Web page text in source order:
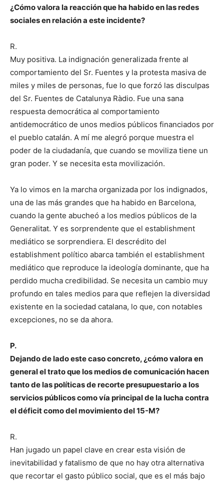
¿Cómo valora la reacción que ha habido en las redes
sociales en relación a este incidente?
R.
Muy positiva. La indignación generalizada frente al
comportamiento del Sr. Fuentes y la protesta masiva de
miles y miles de personas, fue lo que forzó las disculpas
del Sr. Fuentes de Catalunya Ràdio. Fue una sana
respuesta democrática al comportamiento
antidemocrático de unos medios públicos financiados por
el pueblo catalán. A mí me alegró porque muestra el
poder de la ciudadanía, que cuando se moviliza tiene un
gran poder. Y se necesita esta movilización.
Ya lo vimos en la marcha organizada por los indignados,
una de las más grandes que ha habido en Barcelona,
cuando la gente abucheó a los medios públicos de la
Generalitat. Y es sorprendente que el establishment
mediático se sorprendiera. El descrédito del
establishment político abarca también el establishment
mediático que reproduce la ideología dominante, que ha
perdido mucha credibilidad. Se necesita un cambio muy
profundo en tales medios para que reflejen la diversidad
existente en la sociedad catalana, lo que, con notables
excepciones, no se da ahora.
P.
Dejando de lado este caso concreto, ¿cómo valora en
general el trato que los medios de comunicación hacen
tanto de las políticas de recorte presupuestario a los
servicios públicos como vía principal de la lucha contra
el déficit como del movimiento del 15-M?
R.
Han jugado un papel clave en crear esta visión de
inevitabilidad y fatalismo de que no hay otra alternativa
que recortar el gasto público social, que es el más bajo